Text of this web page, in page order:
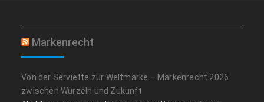
Markenrecht
Von der Serviette zur Weltmarke – Markenrecht 2026
zwischen Wurzeln und Zukunft